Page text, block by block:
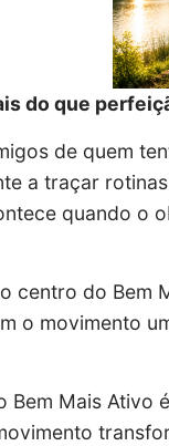
do que
de quem
a traçar
quando o
centro do Bem
o movimento
Bem Mais Ativo